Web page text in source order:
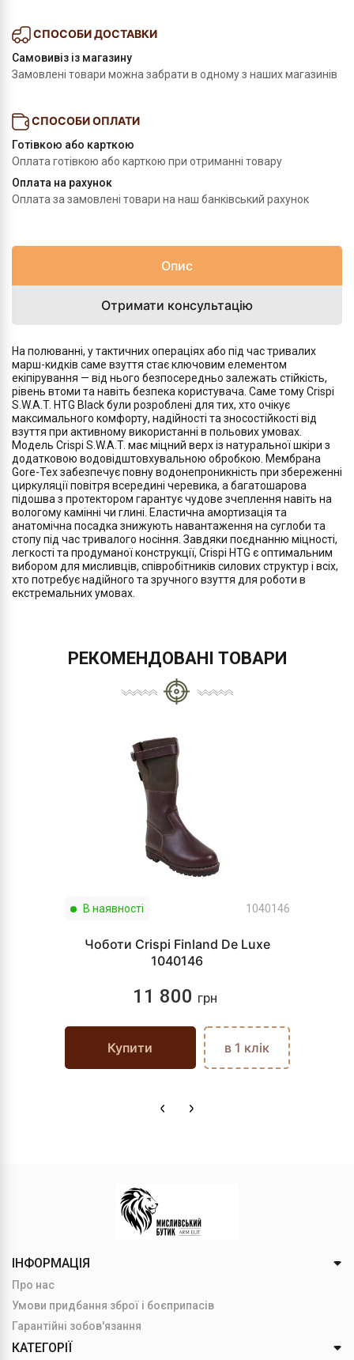
СПОСОБИ ДОСТАВКИ
Самовивіз із магазину
Замовлені товари можна забрати в одному з наших магазинів
СПОСОБИ ОПЛАТИ
Готівкою або карткою
Оплата готівкою або карткою при отриманні товару
Оплата на рахунок
Оплата за замовлені товари на наш банківський рахунок
Опис
Отримати консультацію
На полюванні, у тактичних операціях або під час тривалих
марш-кидків саме взуття стає ключовим елементом
екіпірування — від нього безпосередньо залежать стійкість,
рівень втоми та навіть безпека користувача. Саме тому Crispi
S.W.A.T. HTG Black були розроблені для тих, хто очікує
максимального комфорту, надійності та зносостійкості від
взуття при активному використанні в польових умовах.
Модель Crispi S.W.A.T. має міцний верх із натуральної шкіри з
додатковою водовідштовхувальною обробкою. Мембрана
Gore-Tex забезпечує повну водонепроникність при збереженні
циркуляції повітря всередині черевика, а багатошарова
підошва з протектором гарантує чудове зчеплення навіть на
вологому камінні чи глині. Еластична амортизація та
анатомічна посадка знижують навантаження на суглоби та
стопу під час тривалого носіння. Завдяки поєднанню міцності,
легкості та продуманої конструкції, Crispi HTG є оптимальним
вибором для мисливців, співробітників силових структур і всіх,
хто потребує надійного та зручного взуття для роботи в
екстремальних умовах.
РЕКОМЕНДОВАНІ ТОВАРИ
В наявності 1040146
Чоботи Crispi Finland De Luxe
1040146
11 800 грн
Купити в 1 клік
ІНФОРМАЦІЯ
Про нас
Умови придбання зброї і боєприпасів
Гарантійні зобов'язання
КАТЕГОРІЇ